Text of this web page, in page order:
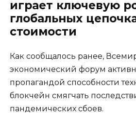
играет ключевую
глобальных
стоимости
Как сообщалось ранее,
экономический форум
пропагандой способности
блокчейн смягчать
пандемических сбоев.